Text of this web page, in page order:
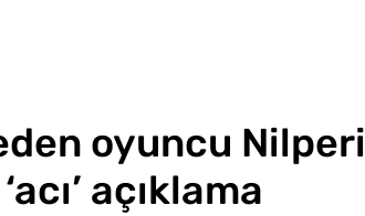
oyuncu Nilperi
açıklama